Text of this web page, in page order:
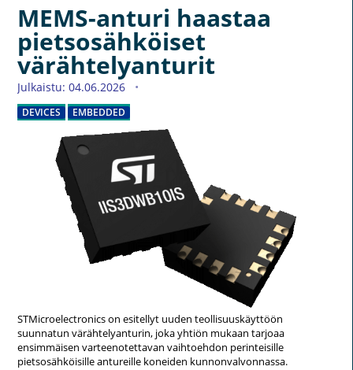
MEMS-anturi haastaa
pietsosähköiset
värähtelyanturit
Julkaistu: 04.06.2026
DEVICES EMBEDDED
STMicroelectronics on esitellyt uuden teollisuuskäyttöön
suunnatun värähtelyanturin, joka yhtiön mukaan tarjoaa
ensimmäisen varteenotettavan vaihtoehdon perinteisille
pietsosähköisille antureille koneiden kunnonvalvonnassa.